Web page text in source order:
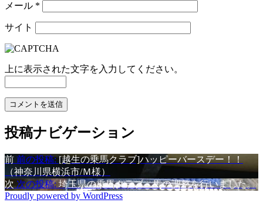
メール *
サイト
上に表示された文字を入力してください。
投稿ナビゲーション
前 前の投稿: [越生の乗馬クラブ]ハッピーバースデー！！
（神奈川県横浜市/Ｍ様）
次 次の投稿: 埼玉県の乗馬クラブ 馬の調整を行いました。
Proudly powered by WordPress